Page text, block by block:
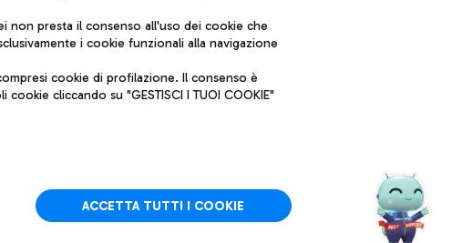
Roma FCO
L'aeroporto stellato
QUALITÀ SOSTENIBILITÀ INNOVAZIONE
non presta il consenso all'uso dei cookie che
i cookie funzionali alla navigazione
cookie di profilazione. Il consenso è
cliccando su "GESTISCI I TUOI COOKIE"
ACCETTA TUTTI I COOKIE